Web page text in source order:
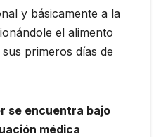
y básicamente a la
el alimento
primeros días de
se encuentra bajo
médica